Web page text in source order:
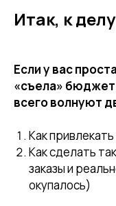
Итак, к делу
Если у вас
«съела» бюджет
всего волнуют
Как
Как сделать
заказы и
окупалось)